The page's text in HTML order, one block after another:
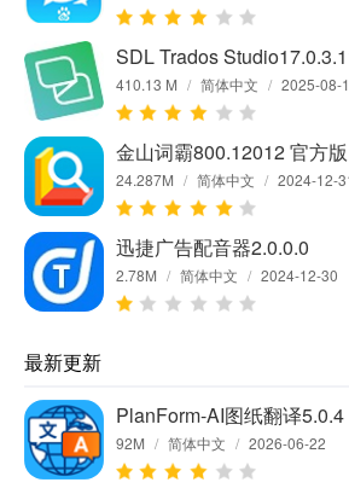
SDL Trados
410.13 M / 简体中文 / 2025-08-
金山词霸800.12012 官方版
24.287M / 简体中文 / 2024-12-
迅捷广告配音器2.0.0.0
2.78M / 简体中文 / 2024-12-30
最新更新
PlanForm-AI图纸翻译5.0.4
92M / 简体中文 / 2026-06-22